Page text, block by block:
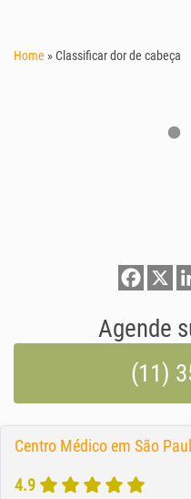
Home »Classificar dor de cabeça
Agende
(11)
Centro Médico em São
4.9